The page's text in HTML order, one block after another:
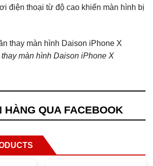
điện thoại từ độ cao khiến màn hình bị
màn hình Daison iPhone X
HÀNG QUA FACEBOOK